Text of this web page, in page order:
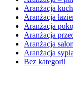
Aranżacja
Aranżacja
Aranżacja
Aranżacja
Aranżacja
Aranżacja
Bez kategorii